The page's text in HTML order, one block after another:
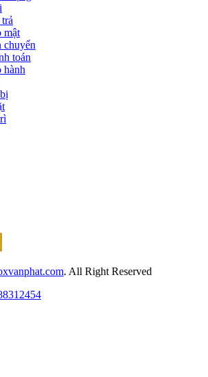
mật
chuyển
toán
hành
. All Right Reserved